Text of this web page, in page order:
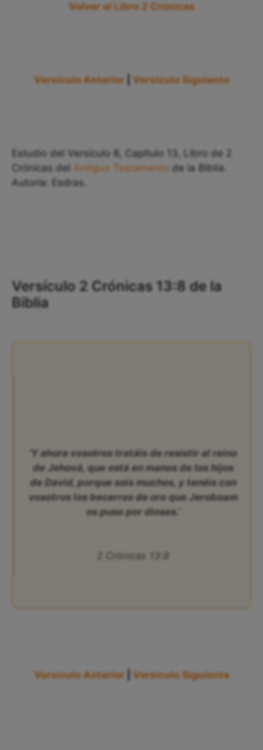
Volver al Libro 2 Crónicas
Versículo Anterior Versículo Siguiente
Estudio del Versículo 8, Capítulo 13, Libro de 2
Crónicas del Antiguo Testamento de la Biblia.
Autoría: Esdras.
Versículo 2 Crónicas 13:8 de la
Biblia
‘Y ahora vosotros tratáis de resistir al reino
de Jehová, que está en manos de los hijos
de David, porque sois muchos, y tenéis con
vosotros los becerros de oro que Jeroboam
os puso por dioses.’
2 Crónicas 13:8
Versículo Anterior Versículo Siguiente